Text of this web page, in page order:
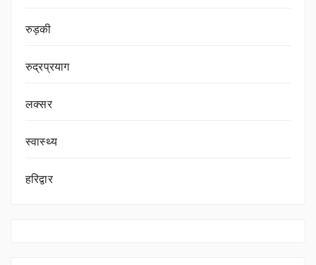
रुड़की
रुद्रप्रयाग
लक्सर
स्वास्थ्य
हरिद्वार